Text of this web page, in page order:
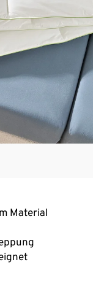
Material